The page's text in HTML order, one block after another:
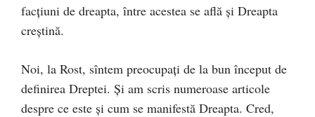
facțiuni de dreapta, între acestea se află și Dreapta
creștină.
Noi, la Rost, sîntem preocupați de la bun început de
definirea Dreptei. Și am scris numeroase articole
despre ce este și cum se manifestă Dreapta. Cred,